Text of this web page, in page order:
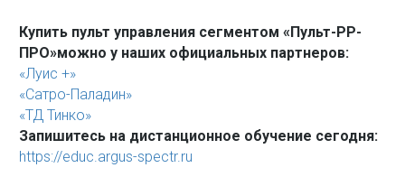
Купить пульт управления сегментом «Пульт-РР-
ПРО»можно у наших официальных партнеров:
«Луис +»
«Сатро-Паладин»
«ТД Тинко»
Запишитесь на дистанционное обучение сегодня:
https://educ.argus-spectr.ru